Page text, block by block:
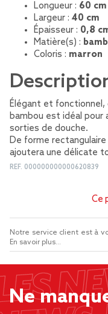
Longueur : 60 cm
Largeur : 40 cm
Épaisseur : 0,8
Matière(s) :
Coloris : marron
Élégant et fonctionnel,
bambou est idéal pour
sorties de douche.
De forme
ajoutera une délicate
REF. 000000000000620839
Ce
Notre service client est à
En savoir plus...
Ne